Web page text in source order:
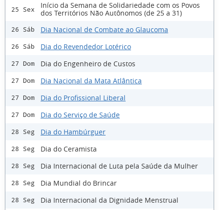
25 Sex
Início da Semana de Solidariedade com os Povos
dos Territórios Não Autônomos (de 25 a 31)
26 Sáb Dia Nacional de Combate ao Glaucoma
26 Sáb Dia do Revendedor Lotérico
27 Dom Dia do Engenheiro de Custos
27 Dom Dia Nacional da Mata Atlântica
27 Dom Dia do Profissional Liberal
27 Dom Dia do Serviço de Saúde
28 Seg Dia do Hambúrguer
28 Seg Dia do Ceramista
28 Seg Dia Internacional de Luta pela Saúde da Mulher
28 Seg Dia Mundial do Brincar
28 Seg Dia Internacional da Dignidade Menstrual